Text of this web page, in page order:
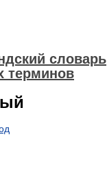
словарь
терминов